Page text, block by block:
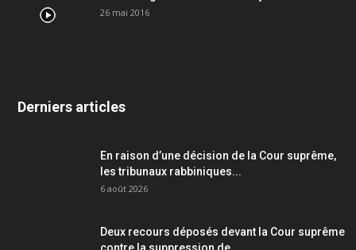
26 mai 2016
Derniers articles
En raison d’une décision de la Cour suprême,
les tribunaux rabbiniques...
6 août 2026
Deux recours déposés devant la Cour suprême